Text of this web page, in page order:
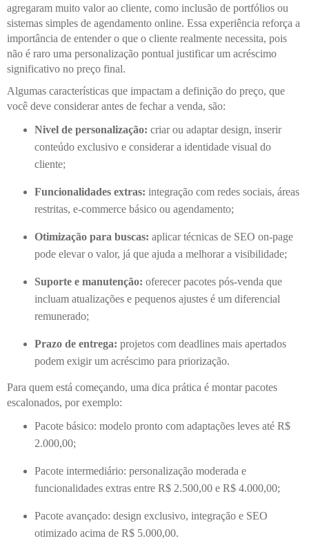
agregaram muito valor ao cliente, como inclusão de portfólios ou
sistemas simples de agendamento online. Essa experiência reforça a
importância de entender o que o cliente realmente necessita, pois
não é raro uma personalização pontual justificar um acréscimo
significativo no preço final.
Algumas características que impactam a definição do preço, que
você deve considerar antes de fechar a venda, são:
Nivel de personalização: criar ou adaptar design, inserir
conteúdo exclusivo e considerar a identidade visual do
cliente;
Funcionalidades extras: integração com redes sociais, áreas
restritas, e-commerce básico ou agendamento;
Otimização para buscas: aplicar técnicas de SEO on-page
pode elevar o valor, já que ajuda a melhorar a visibilidade;
Suporte e manutenção: oferecer pacotes pós-venda que
incluam atualizações e pequenos ajustes é um diferencial
remunerado;
Prazo de entrega: projetos com deadlines mais apertados
podem exigir um acréscimo para priorização.
Para quem está começando, uma dica prática é montar pacotes
escalonados, por exemplo:
Pacote básico: modelo pronto com adaptações leves até R$
2.000,00;
Pacote intermediário: personalização moderada e
funcionalidades extras entre R$ 2.500,00 e R$ 4.000,00;
Pacote avançado: design exclusivo, integração e SEO
otimizado acima de R$ 5.000,00.